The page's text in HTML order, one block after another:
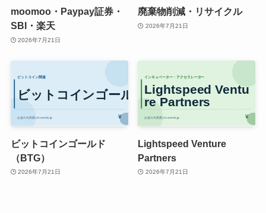
moomoo・Paypay証券・
SBI・楽天
2026年7月21日
廃棄物削減・リサイクル
2026年7月21日
ビットコインゴールド
（BTG）
2026年7月21日
Lightspeed Venture
Partners
2026年7月21日